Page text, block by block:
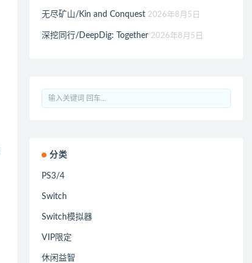
无尽矿山/Kin and Conquest 2026年8月5日
深挖同行/DeepDig: Together 2026年8月5日
分类
PS3/4
Switch
Switch模拟器
VIP限定
休闲益智